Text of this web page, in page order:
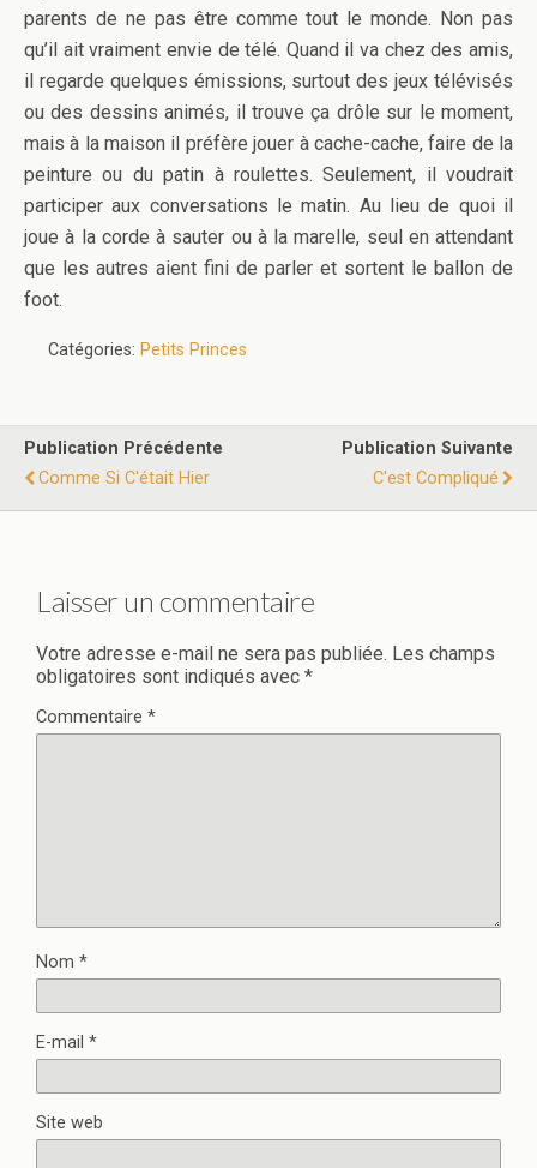
parents de ne pas être comme tout le monde. Non pas
qu’il ait vraiment envie de télé. Quand il va chez des amis,
il regarde quelques émissions, surtout des jeux télévisés
ou des dessins animés, il trouve ça drôle sur le moment,
mais à la maison il préfère jouer à cache-cache, faire de la
peinture ou du patin à roulettes. Seulement, il voudrait
participer aux conversations le matin. Au lieu de quoi il
joue à la corde à sauter ou à la marelle, seul en attendant
que les autres aient fini de parler et sortent le ballon de
foot.
Catégories: Petits Princes
Publication Précédente
Comme Si C'était Hier
Publication Suivante
C'est Compliqué
Laisser un commentaire
Votre adresse e-mail ne sera pas publiée. Les champs
obligatoires sont indiqués avec *
Commentaire *
Nom *
E-mail *
Site web